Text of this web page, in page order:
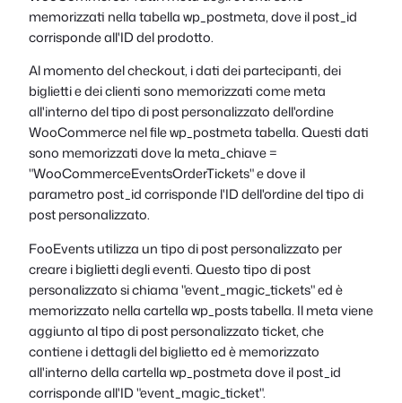
memorizzati nella tabella wp_postmeta, dove il post_id
corrisponde all'ID del prodotto.
Al momento del checkout, i dati dei partecipanti, dei
biglietti e dei clienti sono memorizzati come meta
all'interno del tipo di post personalizzato dell'ordine
WooCommerce nel filewp_postmetatabella. Questi dati
sono memorizzati dove la meta_chiave =
"WooCommerceEventsOrderTickets" e dove il
parametro post_id corrispondel'ID dell'ordine del tipo di
post personalizzato.
FooEvents utilizza un tipo di post personalizzato per
creare i biglietti degli eventi. Questo tipo di post
personalizzato si chiama "event_magic_tickets" ed è
memorizzato nella cartellawp_poststabella. Il meta viene
aggiunto al tipo di post personalizzato ticket, che
contiene i dettagli del biglietto ed è memorizzato
all'interno della cartellawp_postmetadove il post_id
corrisponde all'ID "event_magic_ticket".